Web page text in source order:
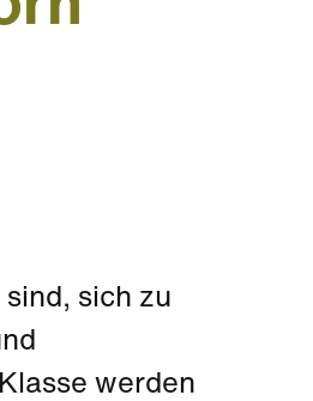
sich zu
werden